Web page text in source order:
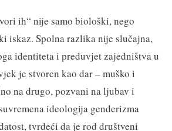
ih“ nije samo biološki, nego
iskaz. Spolna razlika nije slučajna,
identiteta i preduvjet zajedništva u
je stvoren kao dar – muško i
na drugo, pozvani na ljubav i
ideologija genderizma
tvrdeći da je rod društveni